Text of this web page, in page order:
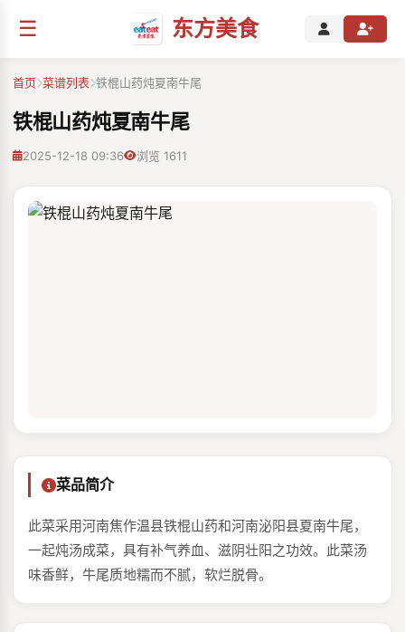
☰ 东方美食
首页 菜谱列表 铁棍山药炖夏南牛尾
铁棍山药炖夏南牛尾
2025-12-18 09:36 浏览 1611
菜品简介
此菜采用河南焦作温县铁棍山药和河南泌阳县夏南牛尾，
一起炖汤成菜，具有补气养血、滋阴壮阳之功效。此菜汤
味香鲜，牛尾质地糯而不腻，软烂脱骨。